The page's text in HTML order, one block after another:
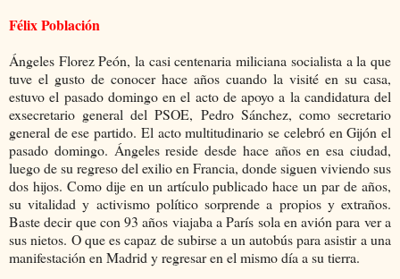
Félix Población
Ángeles Florez Peón, la casi centenaria miliciana socialista a la que
tuve el gusto de conocer hace años cuando la visité en su casa,
estuvo el pasado domingo en el acto de apoyo a la candidatura del
exsecretario general del PSOE, Pedro Sánchez, como secretario
general de ese partido. El acto multitudinario se celebró en Gijón el
pasado domingo. Ángeles reside desde hace años en esa ciudad,
luego de su regreso del exilio en Francia, donde siguen viviendo sus
dos hijos. Como dije en un artículo publicado hace un par de años,
su vitalidad y activismo político sorprende a propios y extraños.
Baste decir que con 93 años viajaba a París sola en avión para ver a
sus nietos. O que es capaz de subirse a un autobús para asistir a una
manifestación en Madrid y regresar en el mismo día a su tierra.